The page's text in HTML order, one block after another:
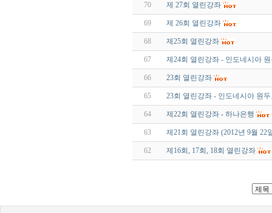
70 제 27회 열린강좌
69 제 26회 열린강좌
68 제25회 열린강좌
67 제24회 열린강좌 - 인도네시아
66 23회 열린강좌
65 23회 열린강좌 - 인도네시아 원
64 제22회 열린강좌 - 하나은행
63 제21회 열린강좌 (2012년 9월 22
62 제16회, 17회, 18회 열린강좌